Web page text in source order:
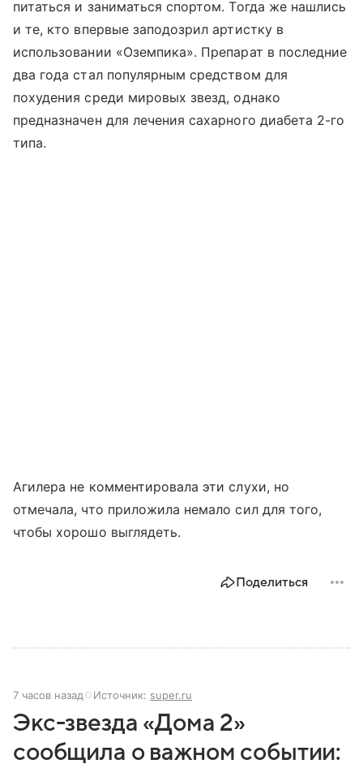
питаться и заниматься спортом. Тогда же нашлись
и те, кто впервые заподозрил артистку в
использовании «Оземпика». Препарат в последние
два года стал популярным средством для
похудения среди мировых звезд, однако
предназначен для лечения сахарного диабета 2-го
типа.
Агилера не комментировала эти слухи, но
отмечала, что приложила немало сил для того,
чтобы хорошо выглядеть.
Поделиться
7 часов назад Источник: super.ru
Экс-звезда «Дома 2»
сообщила о важном событии: